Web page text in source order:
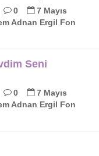
0
7 Mayıs
Adnan Ergil Fon
Seni
0
7 Mayıs
Adnan Ergil Fon